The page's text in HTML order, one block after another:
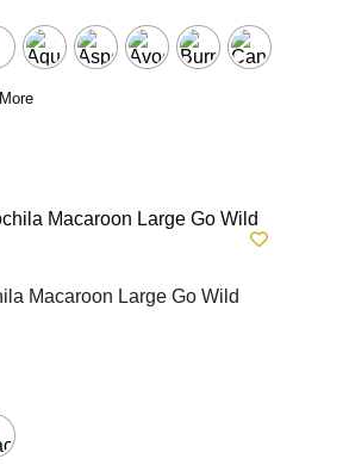
Macaroon Large Go Wild
€.